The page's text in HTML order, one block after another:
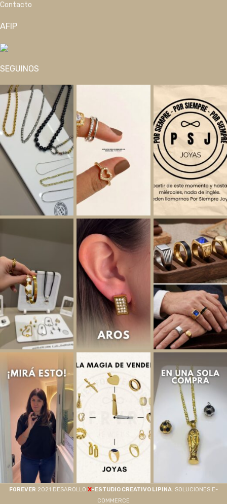
Contacto
AFIP
SEGUINOS
F0REVER 2021 DESAROLLO X-ESTUDIO CREATIVO LIPINA. SOLUCIONES E-
COMMERCE